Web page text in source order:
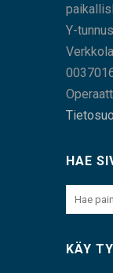
Y-
HAE
KÄY